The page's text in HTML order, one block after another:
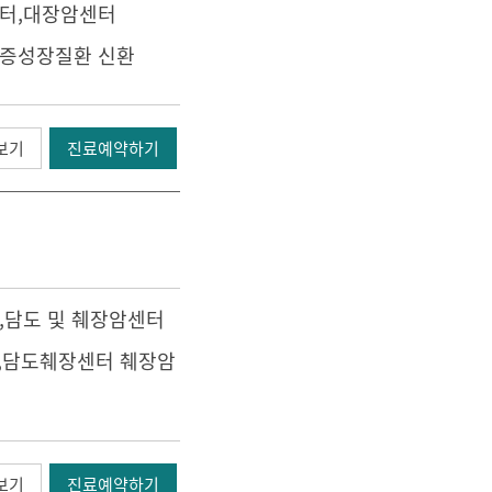
,대장암센터
성장질환 신환
기 진료예약하기
,담도 및 췌장암센터
도췌장센터 췌장암
기 진료예약하기